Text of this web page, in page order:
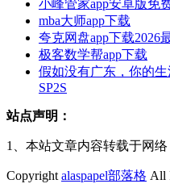
小峰管家app安卓版免
mba大师app下载
夸克网盘app下载2026
极客数学帮app下载
假如没有广东，你的
SP2S
站点声明：
1、本站文章内容转载于网
Copyright alaspapel部落格 All